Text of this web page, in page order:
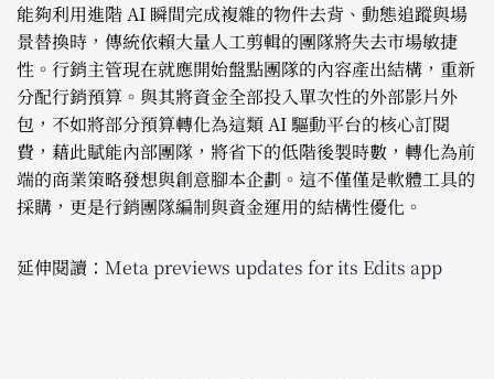
能夠利用進階 AI 瞬間完成複雜的物件去背、動態追蹤與場
景替換時，傳統依賴大量人工剪輯的團隊將失去市場敏捷
性。行銷主管現在就應開始盤點團隊的內容產出結構，重新
分配行銷預算。與其將資金全部投入單次性的外部影片外
包，不如將部分預算轉化為這類 AI 驅動平台的核心訂閱
費，藉此賦能內部團隊，將省下的低階後製時數，轉化為前
端的商業策略發想與創意腳本企劃。這不僅僅是軟體工具的
採購，更是行銷團隊編制與資金運用的結構性優化。
延伸閱讀： Meta previews updates for its Edits app